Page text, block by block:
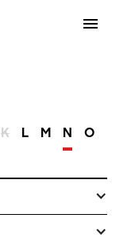
K L M N O